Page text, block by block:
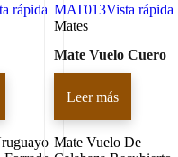
rápida MAT013Vista rápida
Mates
Mate Vuelo Cuero
Leer más
Mate Vuelo De